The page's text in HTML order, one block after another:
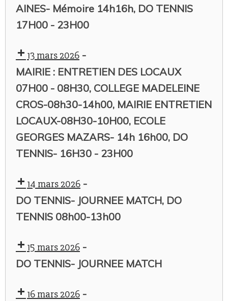
AINES- Mémoire 14h16h, DO TENNIS
17H00 - 23H00
13 mars 2026 -
MAIRIE : ENTRETIEN DES LOCAUX
07H00 - 08H30, COLLEGE MADELEINE
CROS-08h30-14h00, MAIRIE ENTRETIEN
LOCAUX-08H30-10H00, ECOLE
GEORGES MAZARS- 14h 16h00, DO
TENNIS- 16H30 - 23H00
14 mars 2026 -
DO TENNIS- JOURNEE MATCH, DO
TENNIS 08h00-13h00
15 mars 2026 -
DO TENNIS- JOURNEE MATCH
16 mars 2026 -